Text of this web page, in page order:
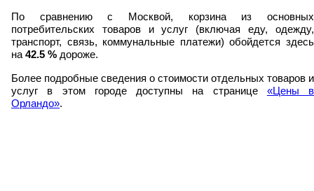
По сравнению с Москвой, корзина из основных
потребительских товаров и услуг (включая еду, одежду,
транспорт, связь, коммунальные платежи) обойдется здесь
на42.5 % дороже.
Более подробные сведения о стоимости отдельных товаров и
услуг в этом городе доступны на странице «Цены в
Орландо».